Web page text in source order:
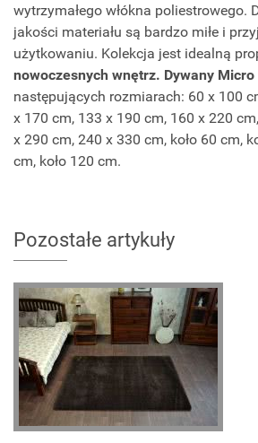
wytrzymałego włókna poliestrowego.
jakości materiału są bardzo miłe i
użytkowaniu. Kolekcja jest idealną
nowoczesnych wnętrz. Dywany Micro
następujących rozmiarach: 60 x 100
x 170 cm, 133 x 190 cm, 160 x 220
x 290 cm, 240 x 330 cm, koło 60 cm,
cm, koło 120 cm.
Pozostałe artykuły